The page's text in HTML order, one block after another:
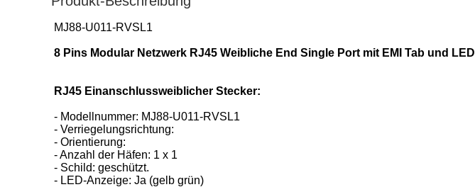
MJ88-U011-RVSL1
8 Pins Modular Netzwerk RJ45 Weibliche End Single Port mit EMI Tab und LED
RJ45 Einanschlussweiblicher Stecker:
- Modellnummer: MJ88-U011-RVSL1
- Verriegelungsrichtung:
- Orientierung:
- Anzahl der Häfen: 1 x 1
- Schild: geschützt.
- LED-Anzeige: Ja (gelb grün)